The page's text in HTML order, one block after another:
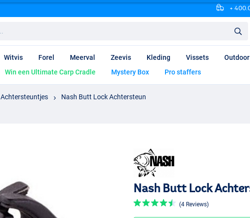
+
Witvis Forel Meerval Zeevis Kleding Vissets Outdoor
Win een Ultimate Carp Cradle Mystery Box Pro staffers
Achtersteuntjes
Nash Butt Lock Achtersteun
Nash Butt Lock
(4 Reviews)